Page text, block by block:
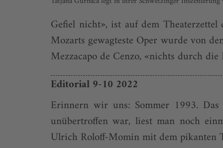
Gefiel nicht», ist auf dem
Mozarts gewagteste Oper wurde von
Mezzacapo de Cenzo, «nichts durch
Editorial 9-10 2022
Erinnern wir uns: Sommer 1993.
unübertroffen war, liest man noch
Ulrich Roloff-Momin mit dem pikanten